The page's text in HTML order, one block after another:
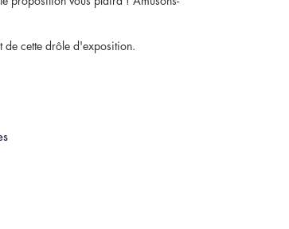
de cette drôle d'exposition.